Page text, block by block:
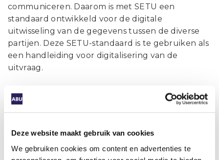
Deze website maakt gebruik van cookies
We gebruiken cookies om content en advertenties te
communiceren. Daarom is met SETU een
standaard ontwikkeld voor de digitale
uitwisseling van de gegevens tussen de diverse
partijen. Deze SETU-standaard is te gebruiken als
een handleiding voor digitalisering van de
uitvraag.
beschikbaar. De conceptversie is op dit moment in
openbare consultatie. Dat betekent dat er de
kunnen worden gesteld. De definitieve versie (1.0)
volgt naar verwachting midden mei.